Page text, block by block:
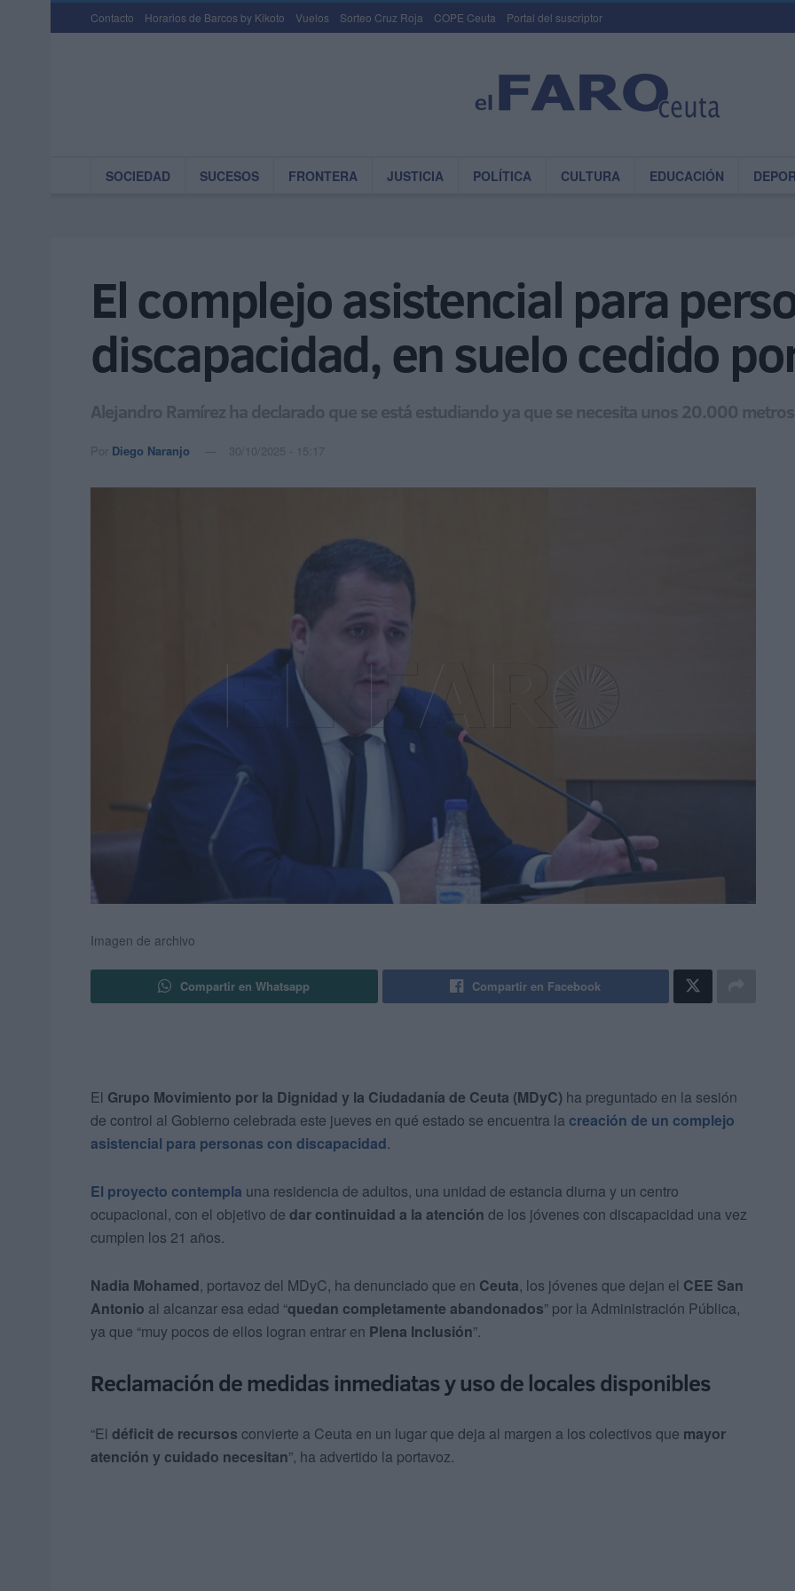
Contacto Horarios de Barcos by Kikoto Vuelos Sorteo Cruz Roja COPE Ceuta Portal del suscriptor
SOCIEDAD SUCESOS FRONTERA JUSTICIA POLÍTICA CULTURA EDUCACIÓN
El complejo asistencial para
discapacidad, en suelo cedido
Alejandro Ramírez ha declarado que se está estudiando ya que se necesita unos 20.000
Por Diego Naranjo 30/10/2025 - 15:17
Imagen de archivo
Compartir en Whatsapp Compartir en Facebook
El Grupo Movimiento por la Dignidad y la Ciudadanía de Ceuta (MDyC) ha preguntado en la sesión
de control al Gobierno celebrada este jueves en qué estado se encuentra la creación de un complejo
asistencial para personas con discapacidad.
El proyecto contempla una residencia de adultos, una unidad de estancia diurna y un centro
ocupacional, con el objetivo de dar continuidad a la atención de los jóvenes con discapacidad una vez
cumplen los 21 años.
Nadia Mohamed, portavoz del MDyC, ha denunciado que en Ceuta, los jóvenes que dejan el CEE San
Antonio al alcanzar esa edad “quedan completamente abandonados” por la Administración Pública,
ya que “muy pocos de ellos logran entrar en Plena Inclusión”.
Reclamación de medidas inmediatas y uso de locales disponibles
“El déficit de recursos convierte a Ceuta en un lugar que deja al margen a los colectivos que mayor
atención y cuidado necesitan”, ha advertido la portavoz.